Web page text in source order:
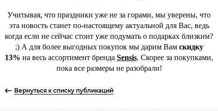
Учитывая, что праздники уже не за горами, мы уверены, что
эта новость станет по-настоящему актуальной для Вас, ведь
когда если не сейчас стоит уже подумать о подарках близким?
;) А для более выгодных покупок мы дарим Вам скидку
13% на весь ассортимент бренда Sensis. Скорее за покупками,
пока все размеры не разобрали!
Вернуться к списку публикаций